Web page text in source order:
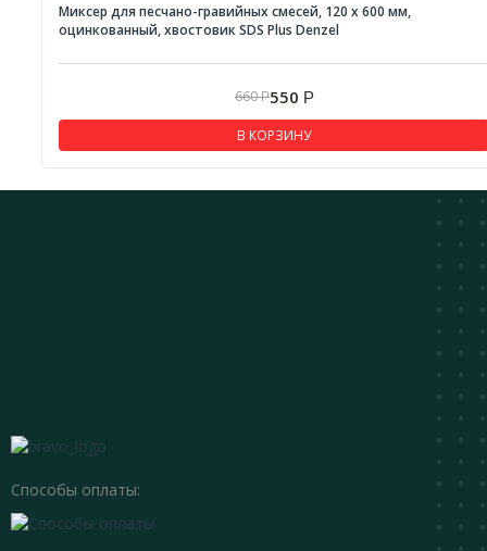
Миксер для песчано-гравийных смесей, 120 х 600 мм,
оцинкованный, хвостовик SDS Plus Denzel
660Р550 Р
В КОРЗИНУ
Способы оплаты: